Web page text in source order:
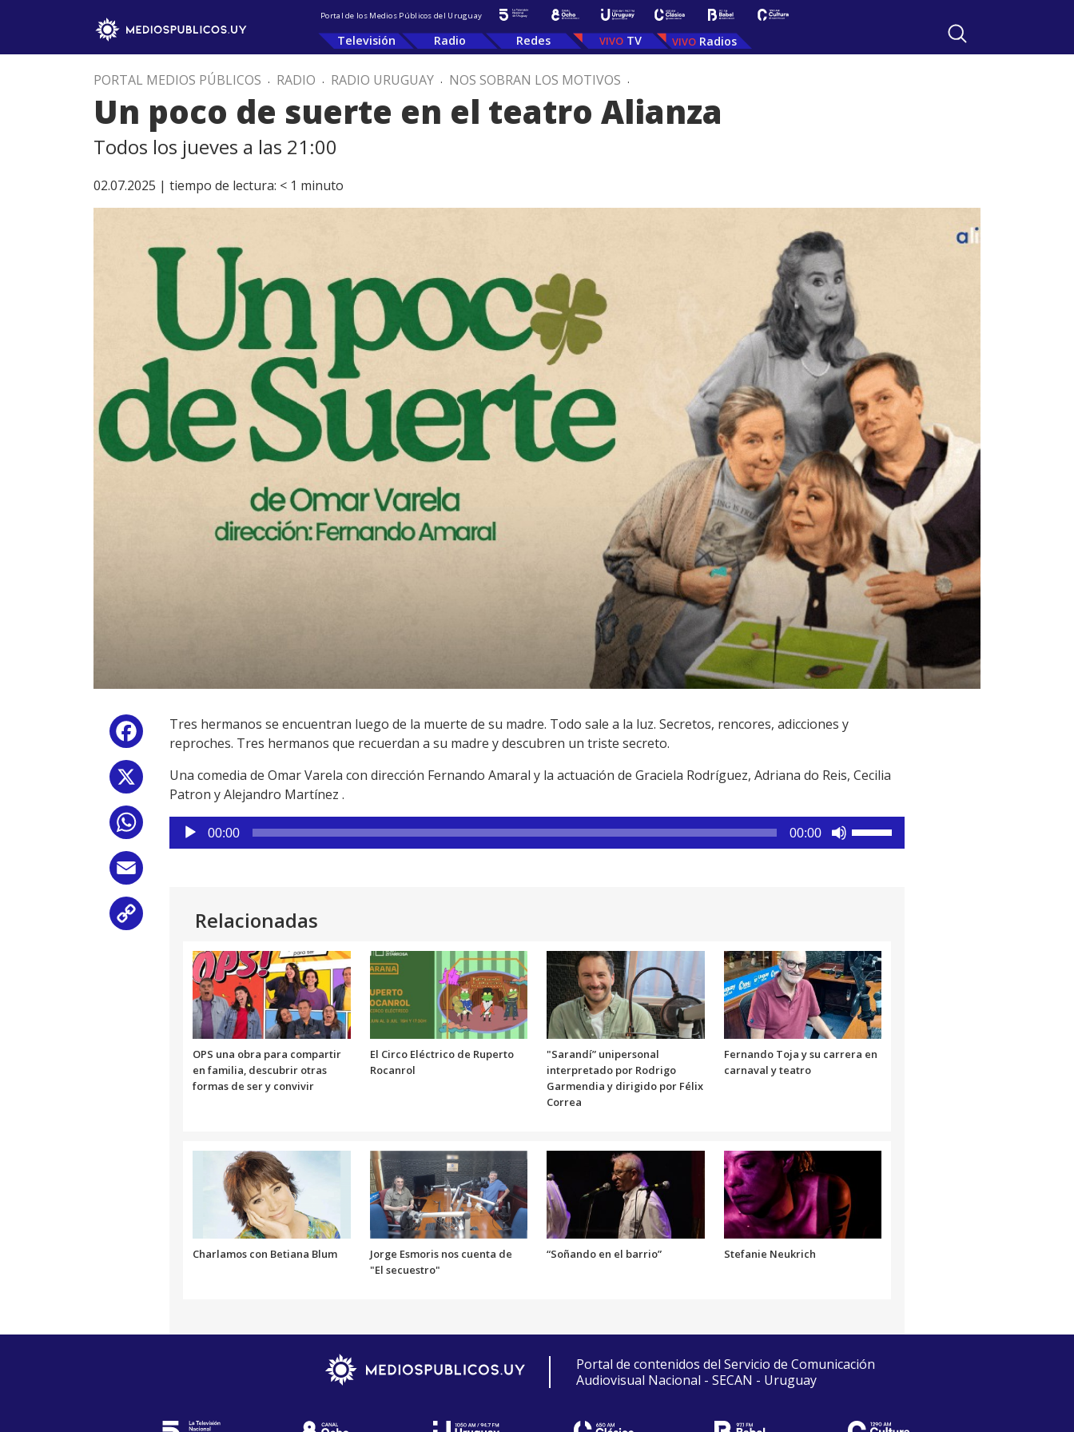
Portal de los Medios Públicos del Uruguay
Televisión Radio Redes TV Radios
PORTAL MEDIOS PÚBLICOS . RADIO . RADIO URUGUAY . NOS SOBRAN LOS MOTIVOS .
Un poco de suerte en el teatro Alianza
Todos los jueves a las 21:00
02.07.2025 | tiempo de lectura: < 1 minuto
Facebook
WhatsApp
Tres hermanos se encuentran luego de la muerte de su madre. Todo sale a la luz. Secretos, rencores, adicciones y
reproches. Tres hermanos que recuerdan a su madre y descubren un triste secreto.
Una comedia de Omar Varela con dirección Fernando Amaral y la actuación de Graciela Rodríguez, Adriana do Reis, Cecilia
Patron y Alejandro Martínez .
Reproductor
de
00:00 00:00
aumentar
o
disminuir
el
volumen.
Relacionadas
OPS una obra para compartir
en familia, descubrir otras
formas de ser y convivir
El Circo Eléctrico de Ruperto
Rocanrol
"Sarandí” unipersonal
interpretado por Rodrigo
Garmendia y dirigido por Félix
Correa
Fernando Toja y su carrera en
carnaval y teatro
Charlamos con Betiana Blum
Jorge Esmoris nos cuenta de
"El secuestro"
“Soñando en el barrio” Stefanie Neukrich
Portal de contenidos del Servicio de Comunicación
Audiovisual Nacional - SECAN - Uruguay